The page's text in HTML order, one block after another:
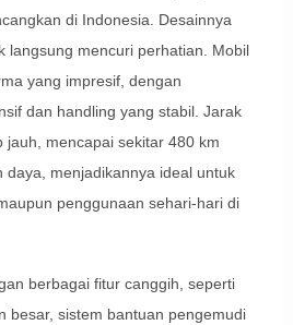
di Indonesia. Desainnya
langsung mencuri perhatian. Mobil
yang impresif, dengan
dan handling yang stabil. Jarak
jauh, mencapai sekitar 480 km
daya, menjadikannya ideal untuk
penggunaan sehari-hari di
berbagai fitur canggih, seperti
besar, sistem bantuan pengemudi